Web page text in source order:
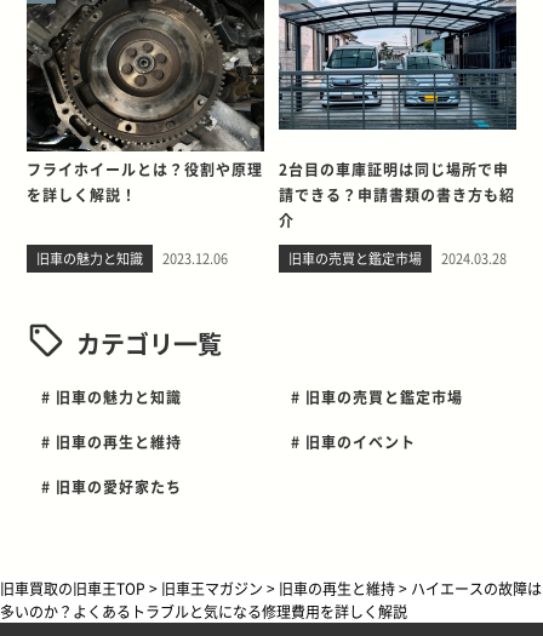
フライホイールとは？役割や原理
を詳しく解説！
旧車の魅力と知識 2023.12.06
2台目の車庫証明は同じ場所で申
請できる？申請書類の書き方も紹
介
旧車の売買と鑑定市場 2024.03.28
カテゴリ一覧
# 旧車の魅力と知識 # 旧車の売買と鑑定市場
# 旧車の再生と維持 # 旧車のイベント
# 旧車の愛好家たち
旧車買取の旧車王TOP > 旧車王マガジン > 旧車の再生と維持> ハイエースの故障は
多いのか？よくあるトラブルと気になる修理費用を詳しく解説